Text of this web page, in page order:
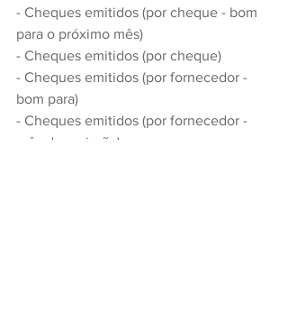
- Cheques emitidos (por cheque - bom
para o próximo mês)
- Cheques emitidos (por cheque)
- Cheques emitidos (por fornecedor -
bom para)
- Cheques emitidos (por fornecedor -
mês de emissão)